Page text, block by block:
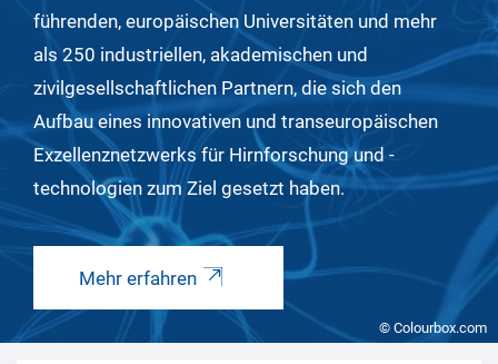
© Colourbox.com
führenden, europäischen Universitäten und mehr
als 250 industriellen, akademischen und
zivilgesellschaftlichen Partnern, die sich den
Aufbau eines innovativen und transeuropäischen
Exzellenznetzwerks für Hirnforschung und -
technologien zum Ziel gesetzt haben.
Mehr erfahren